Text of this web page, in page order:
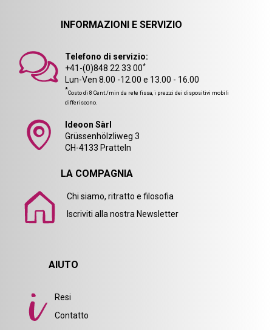
INFORMAZIONI E SERVIZIO
Telefono di servizio:
+41-(0)848 22 33 00*
Lun-Ven 8.00 -12.00 e 13.00 - 16.00
*Costo di 8 Cent./min da rete fissa, i prezzi dei dispositivi mobili
differiscono.
Ideoon Sàrl
Grüssenhölzliweg 3
CH-4133 Pratteln
LA COMPAGNIA
Chi siamo, ritratto e filosofia
Iscriviti alla nostra Newsletter
AIUTO
Resi
Contatto